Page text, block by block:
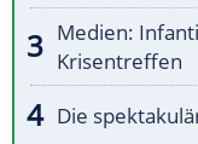
Medien:
Krisentreffen
Die